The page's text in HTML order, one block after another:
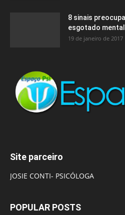
8 sinais
esgotado
19 de janeiro de 2017
Site parceiro
JOSIE CONTI- PSICÓLOGA
POPULAR POSTS